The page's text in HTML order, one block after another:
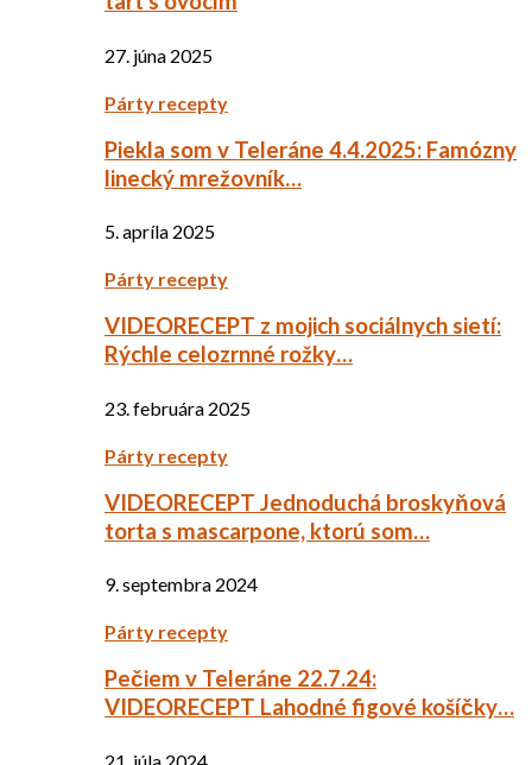
27. júna 2025
Párty recepty
Piekla som v Teleráne 4.4.2025: Famózny
linecký mrežovník…
5. apríla 2025
Párty recepty
VIDEORECEPT z mojich sociálnych sietí:
Rýchle celozrnné rožky…
23. februára 2025
Párty recepty
VIDEORECEPT Jednoduchá broskyňová
torta s mascarpone, ktorú som…
9. septembra 2024
Párty recepty
Pečiem v Teleráne 22.7.24:
VIDEORECEPT Lahodné figové košíčky…
21. júla 2024